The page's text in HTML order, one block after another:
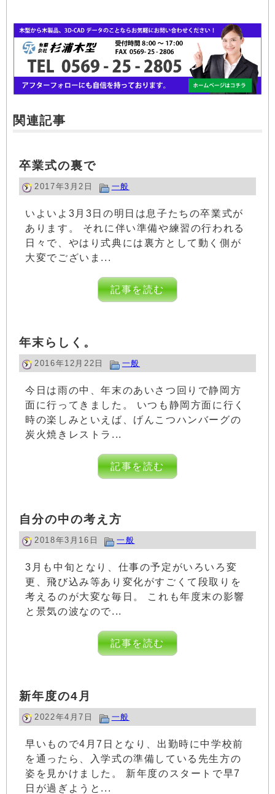
関連記事
卒業式の裏で
2017年3月2日 一般
いよいよ3月3日の明日は息子たちの卒業式が
あります。 それに伴い準備や練習の行われる
日々で、やはり式典には裏方として動く側が
大変でございま...
記事を読む
年末らしく。
2016年12月22日 一般
今日は雨の中、年末のあいさつ回りで静岡方
面に行ってきました。 いつも静岡方面に行く
時の楽しみといえば、げんこつハンバーグの
炭火焼きレストラ...
記事を読む
自分の中の考え方
2018年3月16日 一般
3月も中旬となり、仕事の予定がいろいろ変
更、飛び込み等あり変化がすごくて段取りを
考えるのが大変な毎日。 これも年度末の影響
と景気の波なので...
記事を読む
新年度の4月
2022年4月7日 一般
早いもので4月7日となり、出勤時に中学校前
を通ったら、入学式の準備している先生方の
姿を見かけました。 新年度のスタートで早7
日が過ぎようと...